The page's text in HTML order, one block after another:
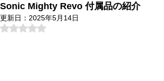
Sonic Mighty Revo 付属品の紹介
更新日： 2025年5月14日
5つ星のうちNaNと評価されています。